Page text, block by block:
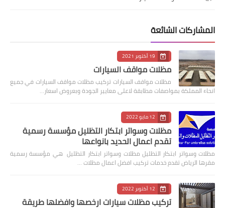
المشاركات الشائعة
19 أكتوبر 2021
مظلات مواقف السيارات
مظلات مواقف السيارات تركيب مظلات مواقف السيارات في جميع
انحاء المملكة بمواصفات مطابقة لاعلى معايير الجودة وبعروض اسعار…
12 مايو 2022
مظلات وسواتر ابتكار التظليل مؤسسة رسمية
تقدم اعمال الحديد بانواعها
مظلات وسواتر ابتكار التظليل مظلات وسواتر ابتكار التظليل هي مؤسسة رسمية
مقرها الرياض تقدم خدمات تركيب افضل اعمال مظلات …
12 أكتوبر 2022
تركيب مظلات سيارات ارخصها وافضلها طريقة